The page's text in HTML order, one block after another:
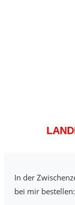
In der
bei mir bestellen: